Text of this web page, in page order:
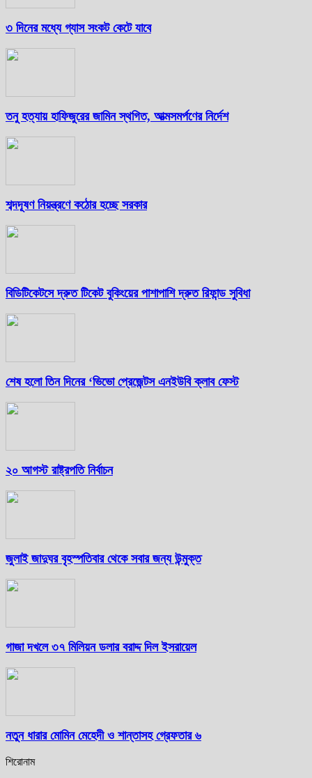
৩ দিনের মধ্যে গ্যাস সংকট কেটে যাবে
তনু হত্যায় হাফিজুরের জামিন স্থগিত, আত্মসমর্পণের নির্দেশ
শব্দদূষণ নিয়ন্ত্রণে কঠোর হচ্ছে সরকার
বিডিটিকেটসে দ্রুত টিকেট বুকিংয়ের পাশাপাশি দ্রুত রিফান্ড সুবিধা
শেষ হলো তিন দিনের ‘ভিভো প্রেজেন্টস এনইউবি ক্লাব ফেস্ট
২০ আগস্ট রাষ্ট্রপতি নির্বাচন
জুলাই জাদুঘর বৃহস্পতিবার থেকে সবার জন্য উন্মুক্ত
গাজা দখলে ৩৭ মিলিয়ন ডলার বরাদ্দ দিল ইসরায়েল
নতুন ধারার মোমিন মেহেদী ও শান্তাসহ গ্রেফতার ৬
শিরোনাম